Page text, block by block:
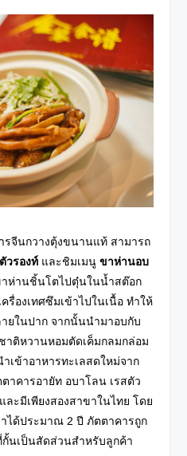
วางตุ้งขนานแท้ สามารถ
วรองท์ และชิมเมนูขาห่านอบ
าห่านชิ้นโตไปตุ๋นในน้ำสต๊อก
ครื่องเทศซึมเข้าไปในเนื้อ ทำให้
ยในปาก จากนั้นนำมาอบกับ
าติหวานหอมตัดเค็มกลมกล่อม
เข้าอาหารทะเลสดใหม่จาก
าคารอายัท อบาโลน เรสตัว
ละมีเพียงสองสาขาในไทยโดย
ได้ประมาณ 2 ปี ภัตตาคารถูก
นเป็นสัดส่วนสำหรับลูกค้า